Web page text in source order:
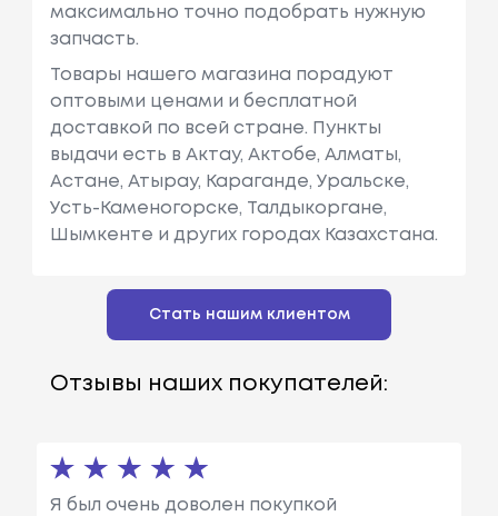
максимально точно подобрать нужную
запчасть.
Товары нашего магазина порадуют
оптовыми ценами и бесплатной
доставкой по всей стране. Пункты
выдачи есть в Актау, Актобе, Алматы,
Астане, Атырау, Караганде, Уральске,
Усть-Каменогорске, Талдыкоргане,
Шымкенте и других городах Казахстана.
Стать нашим клиентом
Отзывы наших покупателей:
Я был очень доволен покупкой